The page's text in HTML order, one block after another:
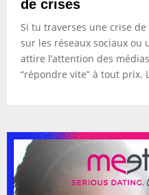
de crises
Si tu traverses une crise
sur les réseaux sociaux
attire l’attention des
“répondre vite” à tout prix.